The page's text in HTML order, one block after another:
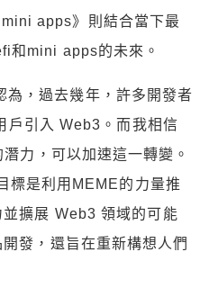
apps》則結合當下最
和mini apps的未來。
，過去幾年，許多開發者
戶引入 Web3。而我相信
力，可以加速這一轉變。
標是利用MEME的力量推
擴展 Web3 領域的可能
發，還旨在重新構想人們